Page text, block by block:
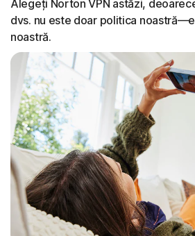
Alegeți Norton VPN astăzi,
dvs. nu este doar politica
noastră.